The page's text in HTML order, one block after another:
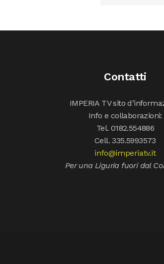
Contatti
IMPERIA TV sito
Info e collaborazioni:
Tel. 0182.554886
Cell. 335.5993573
info@imperiatv.it
Per una Liguria fuori dal